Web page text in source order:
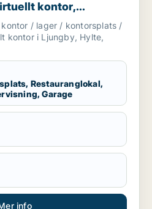
kontor,
för uthyrning i
Halmstad m.fl.
/ lager / kontorsplats /
kontor i Ljungby, Hylte,
Restauranglokal,
Garage
info